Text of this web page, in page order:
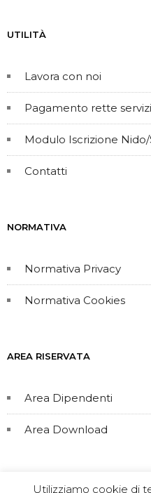
UTILITÀ
Lavora con noi
Pagamento rette
Modulo Iscrizione
Contatti
NORMATIVA
Normativa Privacy
Normativa Cookies
AREA RISERVATA
Area Dipendenti
Area Download
Utilizziamo cookie di